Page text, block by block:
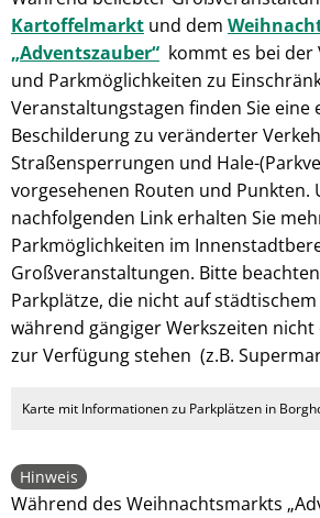
Kartoffelmarkt und dem
„Adventszauber“ kommt es bei
und Parkmöglichkeiten zu
Veranstaltungstagen finden Sie eine
Beschilderung zu veränderter
Straßensperrungen und Hale-
vorgesehenen Routen und Punkten.
nachfolgenden Link erhalten Sie
Parkmöglichkeiten im
Großveranstaltungen. Bitte
Parkplätze, die nicht auf
während gängiger Werkszeiten
zur Verfügung stehen (z.B.
Karte mit Informationen zu Parkplätzen in
Hinweis
Während des Weihnachtsmarkts